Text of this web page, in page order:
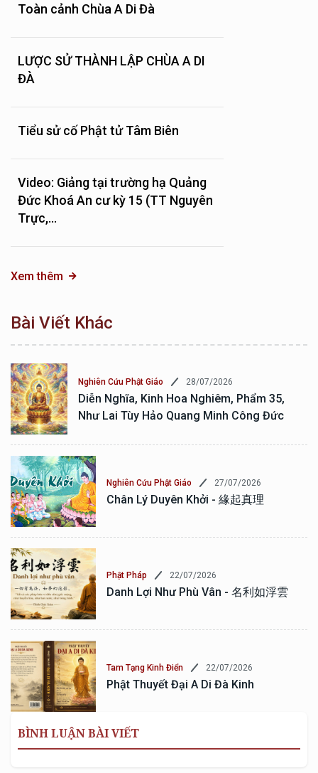
Toàn cảnh Chùa A Di Đà
LƯỢC SỬ THÀNH LẬP CHÙA A DI
ĐÀ
Tiểu sử cố Phật tử Tâm Biên
Video: Giảng tại trường hạ Quảng
Đức Khoá An cư kỳ 15 (TT Nguyên
Trực,...
Xem thêm
Bài Viết Khác
Nghiên Cứu Phật Giáo 28/07/2026
Diễn Nghĩa, Kinh Hoa Nghiêm, Phẩm 35,
Như Lai Tùy Hảo Quang Minh Công Đức
Nghiên Cứu Phật Giáo 27/07/2026
Chân Lý Duyên Khởi - 緣起真理
Phật Pháp 22/07/2026
Danh Lợi Như Phù Vân - 名利如浮雲
Tam Tạng Kinh Điển 22/07/2026
Phật Thuyết Đại A Di Đà Kinh
BÌNH LUẬN BÀI VIẾT